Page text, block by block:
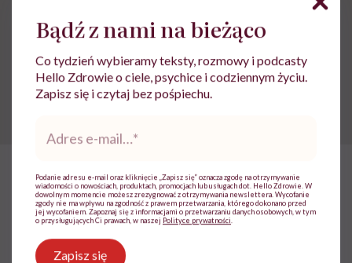
Dietetyczne ciasta Jesienne przepisy
przepis na ciasto Przepisy kulinarne
Zdrowe desery
HelloZdrowie: Odżywianie › Lidia Bawolska: „Gotowanie jest
Lidia Bawolska: „Gotowanie jest
czynnością trochę intymną.
Bądź z nami na bieżąco
Co tydzień wybieramy teksty, rozmowy i podcasty
Hello Zdrowie o ciele, psychice i codziennym życiu.
Zapisz się i czytaj bez pośpiechu.
mail*
Podanie adresu e-mail oraz kliknięcie „Zapisz się” oznacza zgodę na otrzymywanie
wiadomości o nowościach, produktach, promocjach lub usługach dot. Hello Zdrowie. W
dowolnym momencie możesz zrezygnować z otrzymywania newslettera. Wycofanie
zgody nie ma wpływu na zgodność z prawem przetwarzania, którego dokonano przed
jej wycofaniem. Zapoznaj się z informacjami o przetwarzaniu danych osobowych, w tym
o przysługujących Ci prawach, w naszej Polityce prywatności
Zapisz się